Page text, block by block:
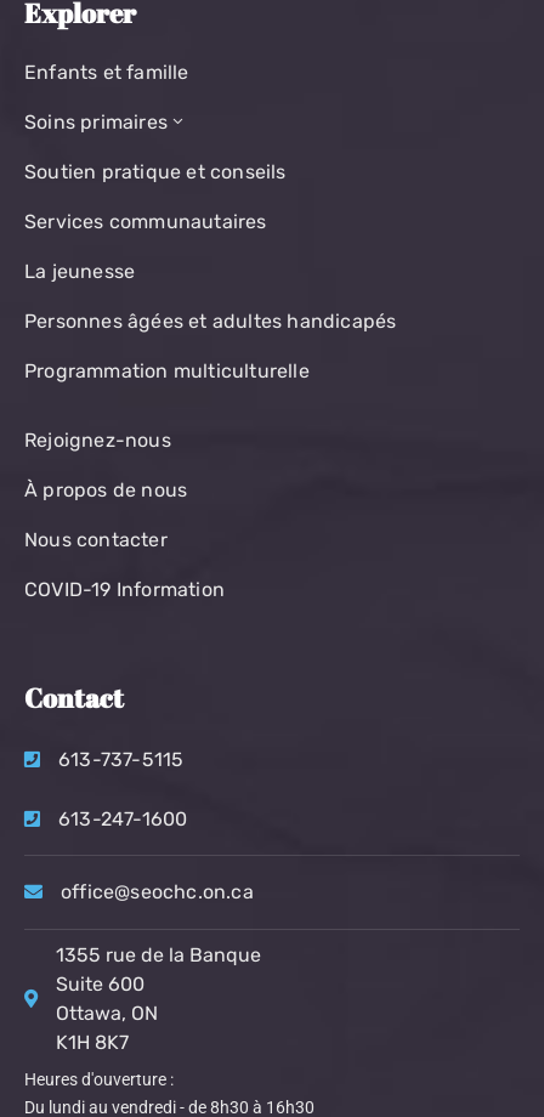
Explorer
Enfants et famille
Soins primaires
Soutien pratique et conseils
Services communautaires
La jeunesse
Personnes âgées et adultes handicapés
Programmation multiculturelle
Rejoignez-nous
À propos de nous
Nous contacter
COVID-19 Information
Contact
613-737-5115
613-247-1600
office@seochc.on.ca
1355 rue de la Banque
Suite 600
Ottawa, ON
K1H 8K7
Heures d'ouverture :
Du lundi au vendredi - de 8h30 à 16h30